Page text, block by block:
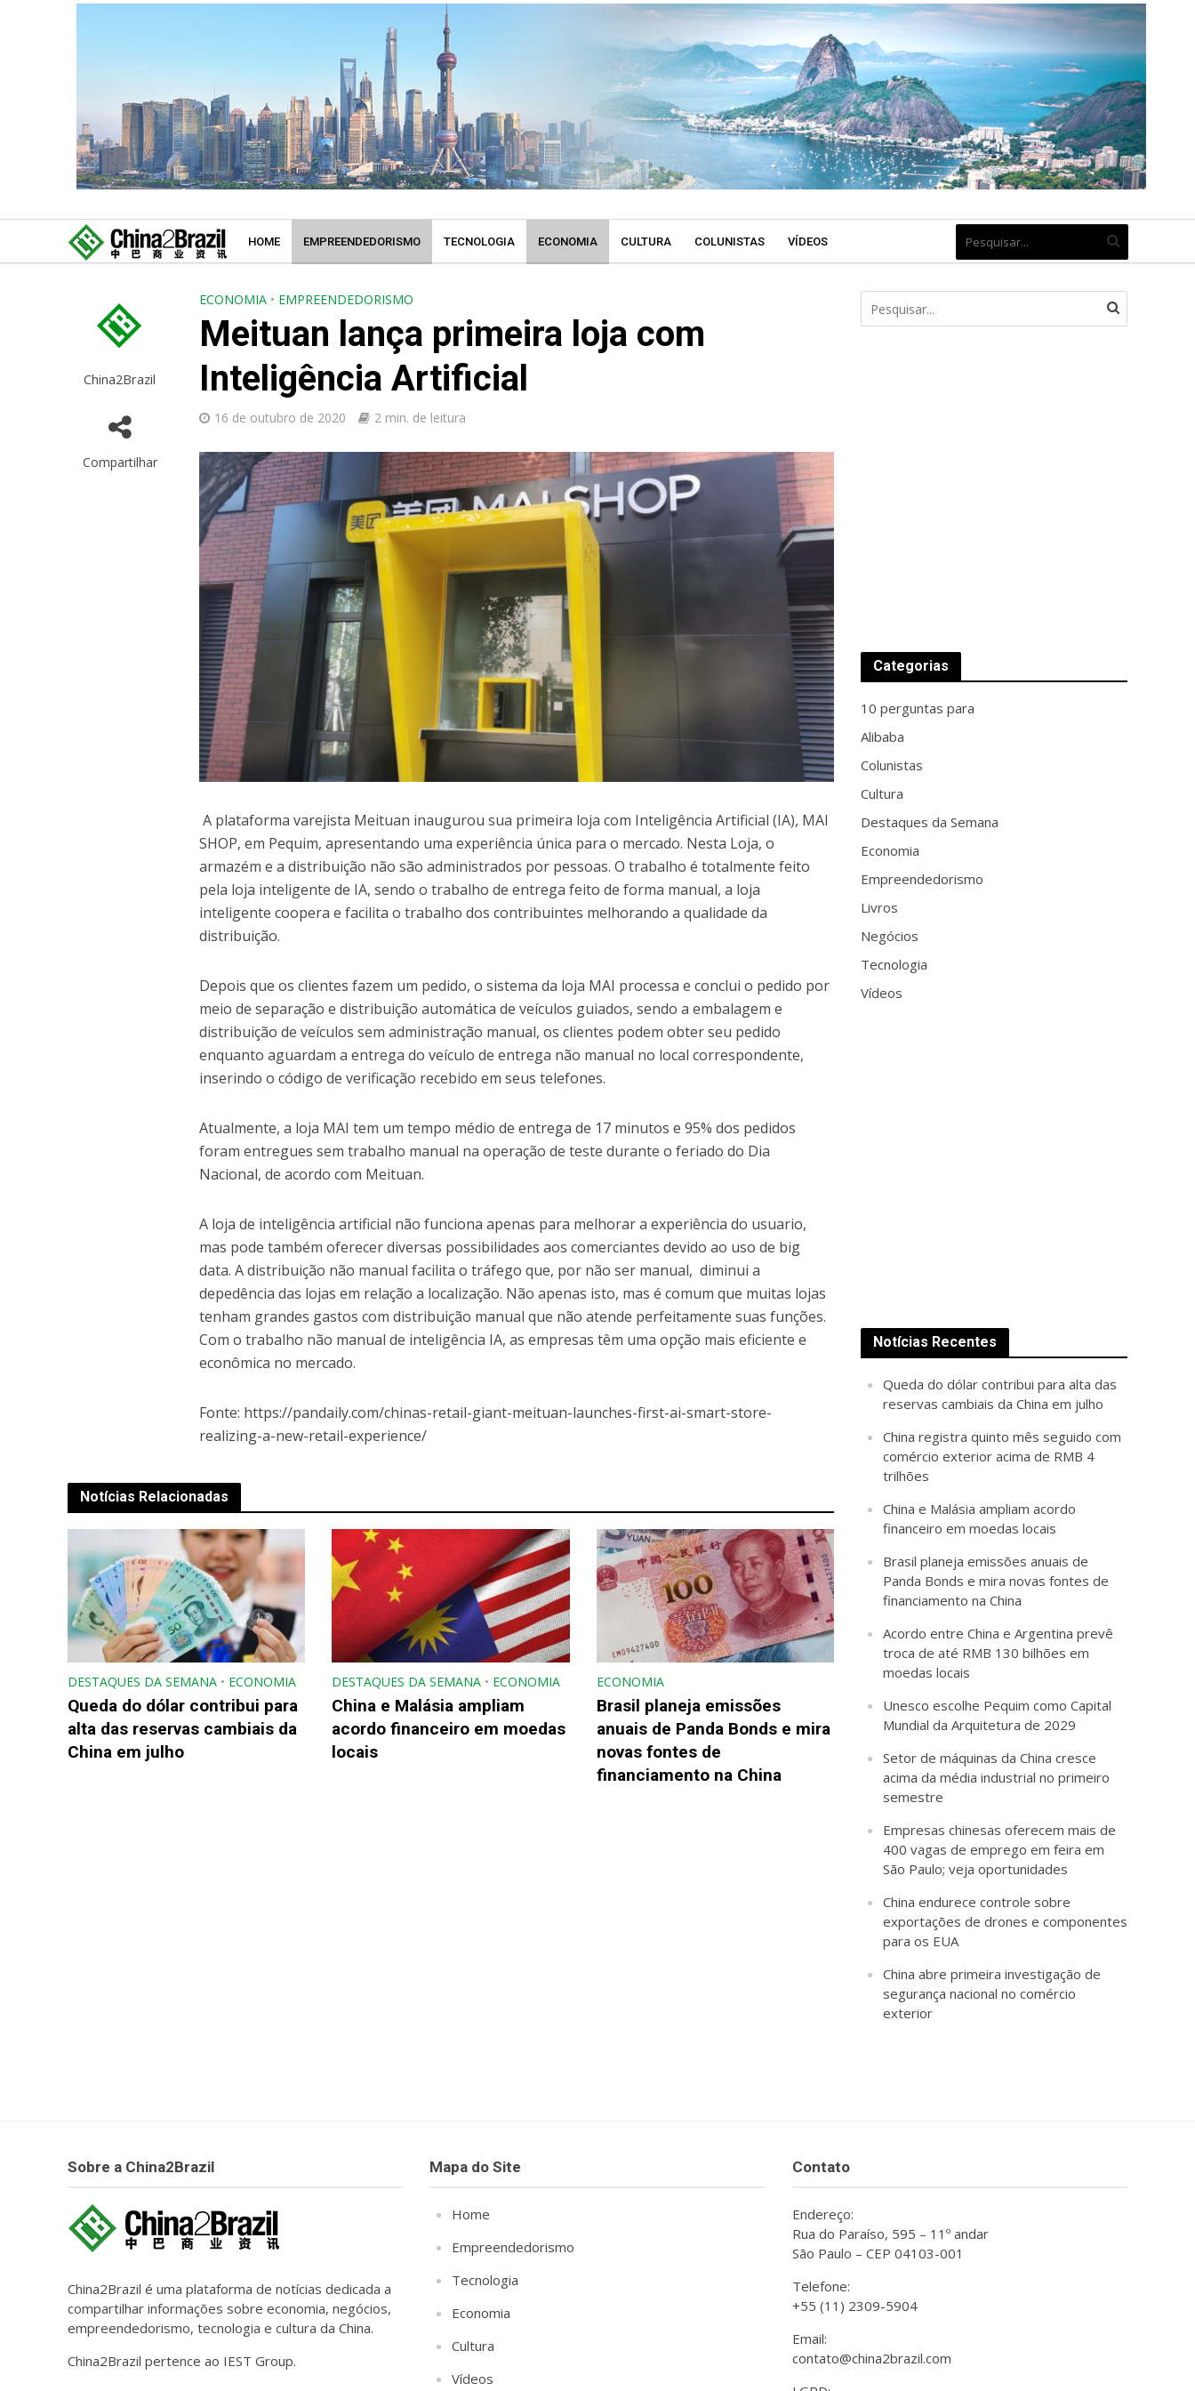
HOME EMPREENDEDORISMO TECNOLOGIA ECONOMIA CULTURA COLUNISTAS VÍDEOS
China2Brazil
Compartilhar
ECONOMIA • EMPREENDEDORISMO
Meituan lança primeira loja com
Inteligência Artificial
16 de outubro de 2020 2 min. de leitura
A plataforma varejista Meituan inaugurou sua primeira loja com Inteligência Artificial (IA), MAI
SHOP, em Pequim, apresentando uma experiência única para o mercado. Nesta Loja, o
armazém e a distribuição não são administrados por pessoas. O trabalho é totalmente feito
pela loja inteligente de IA, sendo o trabalho de entrega feito de forma manual, a loja
inteligente coopera e facilita o trabalho dos contribuintes melhorando a qualidade da
distribuição.
Depois que os clientes fazem um pedido, o sistema da loja MAI processa e conclui o pedido por
meio de separação e distribuição automática de veículos guiados, sendo a embalagem e
distribuição de veículos sem administração manual, os clientes podem obter seu pedido
enquanto aguardam a entrega do veículo de entrega não manual no local correspondente,
inserindo o código de verificação recebido em seus telefones.
Atualmente, a loja MAI tem um tempo médio de entrega de 17 minutos e 95% dos pedidos
foram entregues sem trabalho manual na operação de teste durante o feriado do Dia
Nacional, de acordo com Meituan.
A loja de inteligência artificial não funciona apenas para melhorar a experiência do usuario,
mas pode também oferecer diversas possibilidades aos comerciantes devido ao uso de big
data. A distribuição não manual facilita o tráfego que, por não ser manual, diminui a
depedência das lojas em relação a localização. Não apenas isto, mas é comum que muitas lojas
tenham grandes gastos com distribuição manual que não atende perfeitamente suas funções.
Com o trabalho não manual de inteligência IA, as empresas têm uma opção mais eficiente e
econômica no mercado.
Fonte: https://pandaily.com/chinas-retail-giant-meituan-launches-first-ai-smart-store-
realizing-a-new-retail-experience/
Notícias Relacionadas
DESTAQUES DA SEMANA • ECONOMIA
Queda do dólar contribui para
alta das reservas cambiais da
China em julho
DESTAQUES DA SEMANA • ECONOMIA
China e Malásia ampliam
acordo financeiro em moedas
locais
ECONOMIA
Brasil planeja emissões
anuais de Panda Bonds e mira
novas fontes de
financiamento na China
Categorias
10 perguntas para
Alibaba
Colunistas
Cultura
Destaques da Semana
Economia
Empreendedorismo
Livros
Negócios
Tecnologia
Vídeos
Notícias Recentes
Queda do dólar contribui para alta das
reservas cambiais da China em julho
China registra quinto mês seguido com
comércio exterior acima de RMB 4
trilhões
China e Malásia ampliam acordo
financeiro em moedas locais
Brasil planeja emissões anuais de
Panda Bonds e mira novas fontes de
financiamento na China
Acordo entre China e Argentina prevê
troca de até RMB 130 bilhões em
moedas locais
Unesco escolhe Pequim como Capital
Mundial da Arquitetura de 2029
Setor de máquinas da China cresce
acima da média industrial no primeiro
semestre
Empresas chinesas oferecem mais de
400 vagas de emprego em feira em
São Paulo; veja oportunidades
China endurece controle sobre
exportações de drones e componentes
para os EUA
China abre primeira investigação de
segurança nacional no comércio
exterior
Sobre a China2Brazil
China2Brazil é uma plataforma de notícias dedicada a
compartilhar informações sobre economia, negócios,
empreendedorismo, tecnologia e cultura da China.
China2Brazil pertence ao IEST Group.
Mapa do Site
Home
Empreendedorismo
Tecnologia
Economia
Cultura
Vídeos
Contato
Endereço:
Rua do Paraíso, 595 – 11º andar
São Paulo – CEP 04103-001
Telefone:
+55 (11) 2309-5904
Email:
contato@china2brazil.com